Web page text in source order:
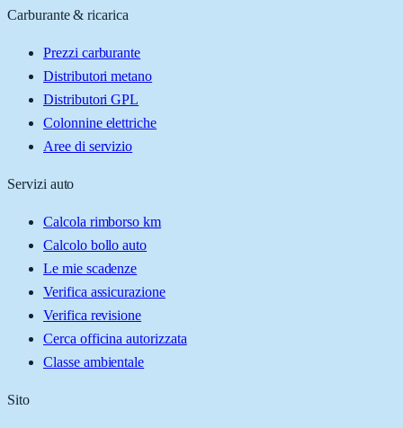
Carburante & ricarica
Prezzi carburante
Distributori metano
Distributori GPL
Colonnine elettriche
Aree di servizio
Servizi auto
Calcola rimborso km
Calcolo bollo auto
Le mie scadenze
Verifica assicurazione
Verifica revisione
Cerca officina autorizzata
Classe ambientale
Sito